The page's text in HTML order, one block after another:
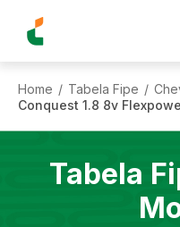
Home / Tabela Fipe /
Conquest 1.8 8v
Tabela